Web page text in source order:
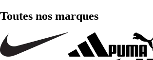
Toutes nos marques